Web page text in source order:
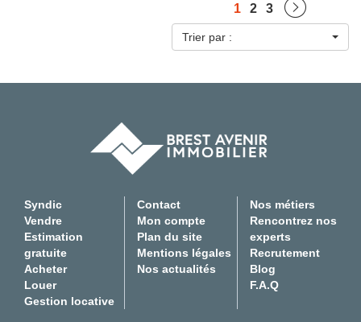
1 2 3
Trier par :
Syndic
Vendre
Estimation
gratuite
Acheter
Louer
Gestion locative
Contact
Mon compte
Plan du site
Mentions légales
Nos actualités
Nos métiers
Rencontrez nos
experts
Recrutement
Blog
F.A.Q